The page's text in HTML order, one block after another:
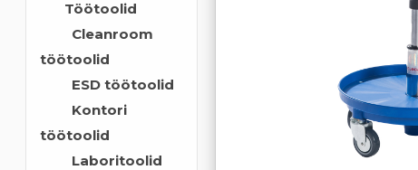
Töötoolid
Cleanroom
töötoolid
ESD töötoolid
Kontori
töötoolid
Laboritoolid